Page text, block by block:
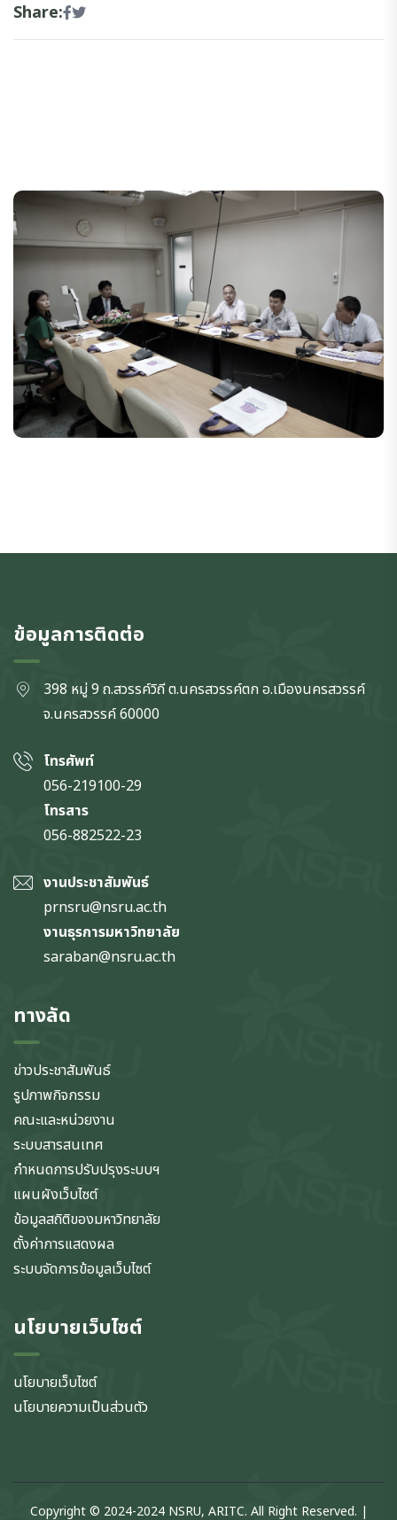
Share:
ข้อมูลการติดต่อ
398 หมู่ 9 ถ.สวรรค์วิถี ต.นครสวรรค์ตก อ.เมืองนครสวรรค์
จ.นครสวรรค์60000
โทรศัพท์
056-219100-29
โทรสาร
056-882522-23
งานประชาสัมพันธ์
prnsru@nsru.ac.th
งานธุรการมหาวิทยาลัย
saraban@nsru.ac.th
ทางลัด
ข่าวประชาสัมพันธ์
รูปภาพกิจกรรม
คณะและหน่วยงาน
ระบบสารสนเทศ
กำหนดการปรับปรุงระบบฯ
แผนผังเว็บไซต์
ข้อมูลสถิติของมหาวิทยาลัย
ตั้งค่าการแสดงผล
ระบบจัดการข้อมูลเว็บไซต์
นโยบายเว็บไซต์
นโยบายเว็บไซต์
นโยบายความเป็นส่วนตัว
Copyright © 2024-2024 NSRU, ARITC. All Right Reserved. |